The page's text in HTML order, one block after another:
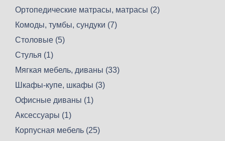
Ортопедические матрасы, матрасы (2)
Комоды, тумбы, сундуки (7)
Столовые (5)
Стулья (1)
Мягкая мебель, диваны (33)
Шкафы-купе, шкафы (3)
Офисные диваны (1)
Аксессуары (1)
Корпусная мебель (25)